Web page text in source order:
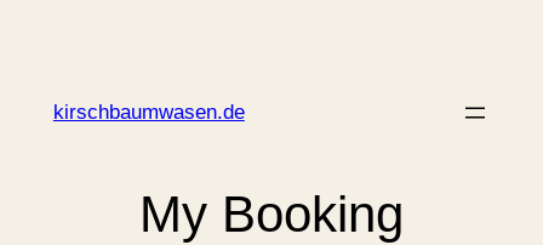
kirschbaumwasen.de
My Booking